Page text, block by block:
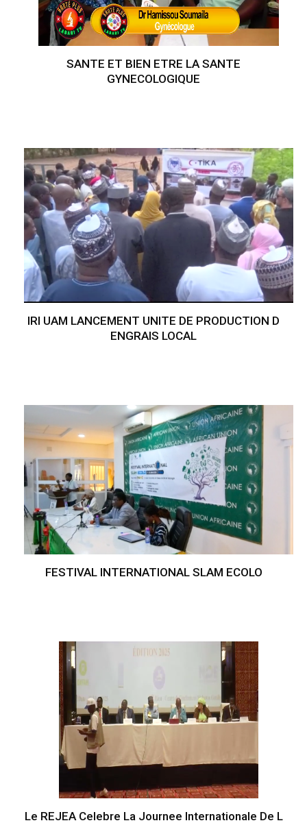
SANTE ET BIEN ETRE LA SANTE
GYNECOLOGIQUE
IRI UAM LANCEMENT UNITE DE PRODUCTION D
ENGRAIS LOCAL
FESTIVAL INTERNATIONAL SLAM ECOLO
Le REJEA Celebre La Journee Internationale De L